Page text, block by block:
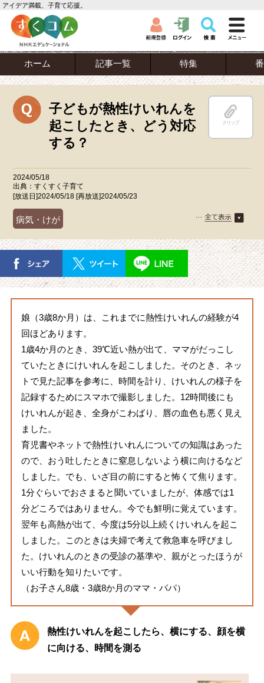
アイデア満載、子育て応援。
ホーム 記事一覧 特集
子どもが熱性けいれんを
起こしたとき、どう対応
する？
クリップ
2024/05/18
出典：すくすく子育て
[放送日]2024/05/18 [再放送]2024/05/23
病気・けが
娘（3歳8か月）は、これまでに熱性けいれんの経験が4
回ほどあります。
1歳4か月のとき、39℃近い熱が出て、ママがだっこし
ていたときにけいれんを起こしました。そのとき、ネッ
トで見た記事を参考に、時間を計り、けいれんの様子を
記録するためにスマホで撮影しました。12時間後にも
けいれんが起き、全身がこわばり、唇の血色も悪く見え
ました。
育児書やネットで熱性けいれんについての知識はあった
ので、おう吐したときに窒息しないよう横に向けるなど
しました。でも、いざ目の前にすると怖くて焦ります。
1分ぐらいでおさまると聞いていましたが、体感では1
分どころではありません。今でも鮮明に覚えています。
翌年も高熱が出て、今度は5分以上続くけいれんを起こ
しました。このときは夫婦で考えて救急車を呼びまし
た。けいれんのときの受診の基準や、親がとったほうが
いい行動を知りたいです。
（お子さん8歳・3歳8か月のママ・パパ）
熱性けいれんを起こしたら、横にする、顔を横
に向ける、時間を測る